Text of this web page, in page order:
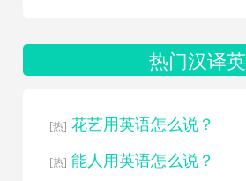
热门汉译英
[热] 花艺用英语怎么说？
[热] 能人用英语怎么说？